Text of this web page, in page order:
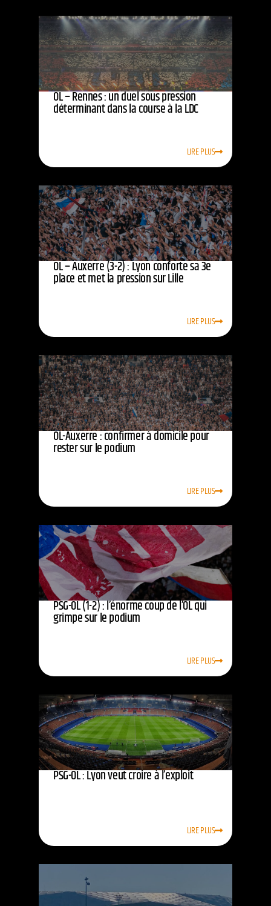
OL – Rennes : un duel sous pression
déterminant dans la course à la LDC
LIRE PLUS
OL – Auxerre (3-2) : Lyon conforte sa 3e
place et met la pression sur Lille
LIRE PLUS
OL-Auxerre : confirmer à domicile pour
rester sur le podium
LIRE PLUS
PSG-OL (1-2) : l’énorme coup de l’OL qui
grimpe sur le podium
LIRE PLUS
PSG-OL : Lyon veut croire à l’exploit
LIRE PLUS